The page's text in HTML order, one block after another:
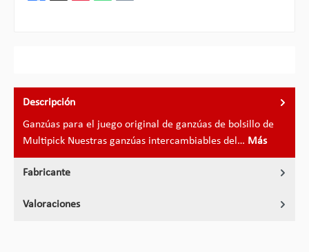
Descripción
Ganzúas para el juego original de ganzúas de bolsillo de
Multipick Nuestras ganzúas intercambiables del… Más
Fabricante
Valoraciones